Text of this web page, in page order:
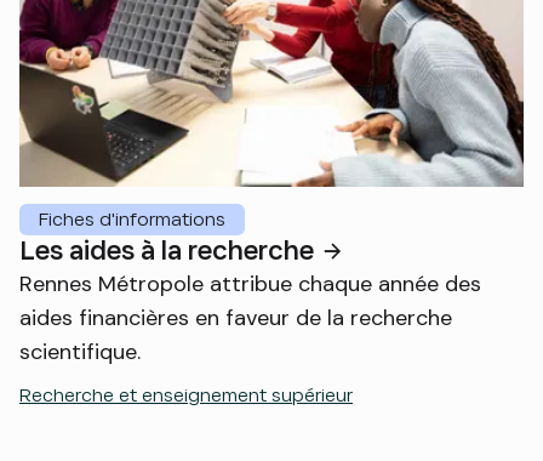
Les aides à la recherche
Fiches d'informations
Rennes Métropole attribue chaque année des
aides financières en faveur de la recherche
scientifique.
Recherche et enseignement supérieur